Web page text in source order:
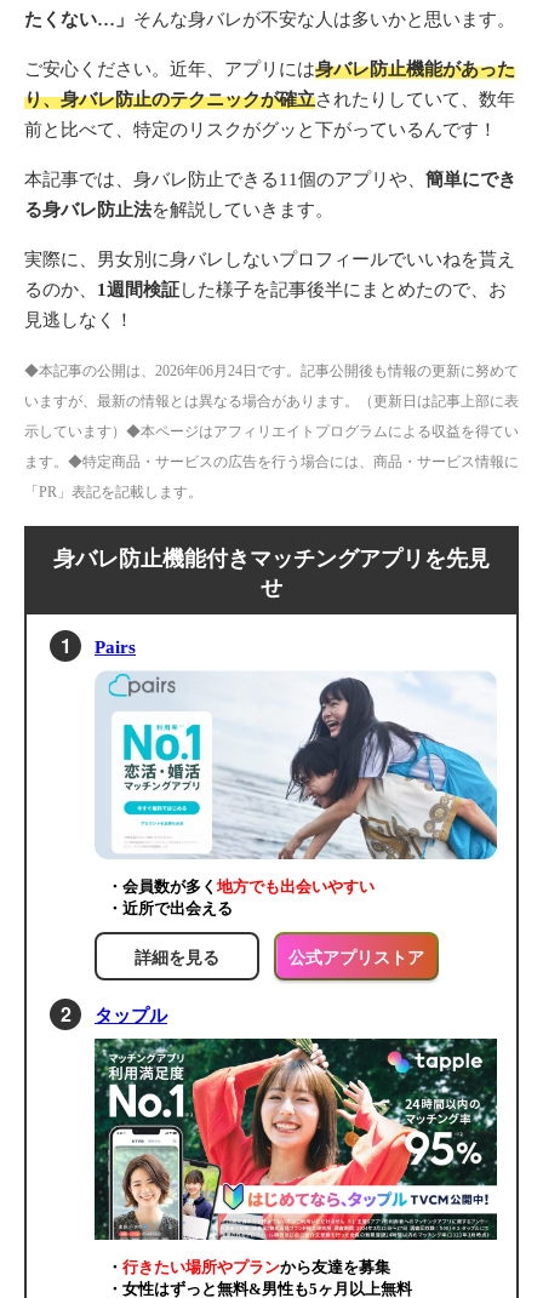
たくない…」 そんな身バレが不安な人は多いかと思います。
ご安心ください。近年、アプリには身バレ防止機能があった
り、身バレ防止のテクニックが確立されたりしていて、数年
前と比べて、特定のリスクがグッと下がっているんです！
本記事では、身バレ防止できる11個のアプリや、 簡単にでき
る身バレ防止法を解説していきます。
実際に、男女別に身バレしないプロフィールでいいねを貰え
るのか、 1週間検証した様子を記事後半にまとめたので、お
見逃しなく！
◆本記事の公開は、2026年06月24日です。記事公開後も情報の更新に努めて
いますが、最新の情報とは異なる場合があります。（更新日は記事上部に表
示しています）◆本ページはアフィリエイトプログラムによる収益を得てい
ます。◆特定商品・サービスの広告を行う場合には、商品・サービス情報に
「PR」表記を記載します。
身バレ防止機能付きマッチングアプリを先見
せ
Pairs
・会員数が多く 地方でも出会いやすい
・近所で出会える
詳細を見る 公式アプリストア
タップル
・ 行きたい場所やプランから友達を募集
・女性はずっと無料&男性も5ヶ月以上無料